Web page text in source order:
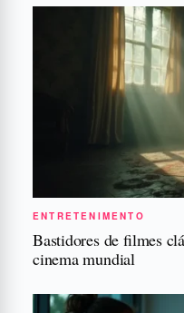
ENTRETENIMENTO
Bastidores de filmes
cinema mundial